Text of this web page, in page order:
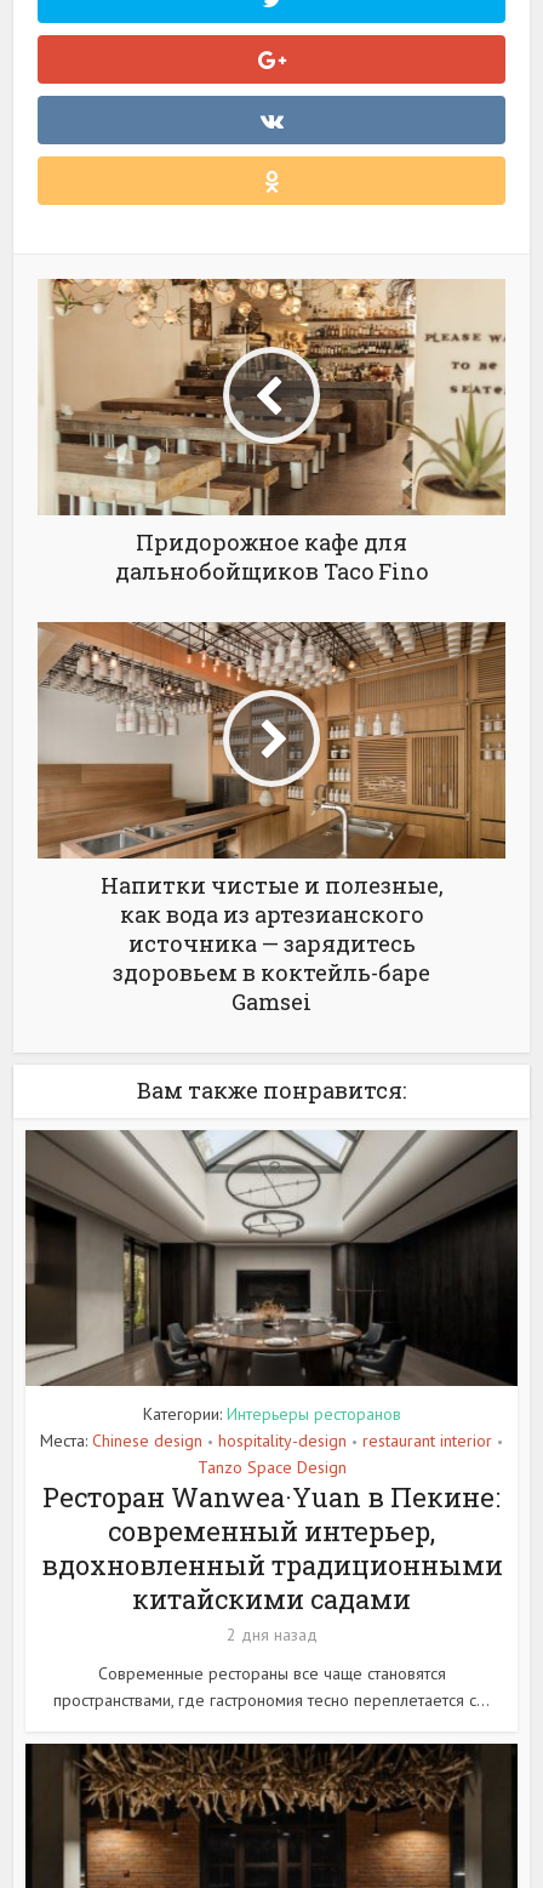
Придорожное кафе для
дальнобойщиков Taco Fino
Напитки чистые и полезные,
как вода из артезианского
источника — зарядитесь
здоровьем в коктейль-баре
Gamsei
Вам также понравится:
Категории: Интерьеры ресторанов
Места: Chinese design • hospitality-design • restaurant interior •
Tanzo Space Design
Ресторан Wanwea·Yuan в Пекине:
современный интерьер,
вдохновленный традиционными
китайскими садами
2 дня назад
Современные рестораны все чаще становятся
пространствами, где гастрономия тесно переплетается с...